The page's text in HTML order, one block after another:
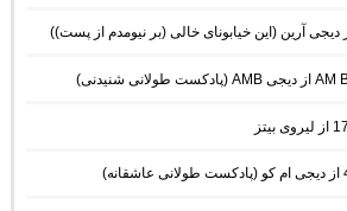
آرین (این خیابونای خالی (بر نیومدم از پست))